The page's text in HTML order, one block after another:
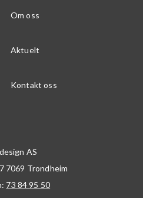
Om oss
Aktuelt
Kontakt oss
AS
7069 Trondheim
73 84 95 50